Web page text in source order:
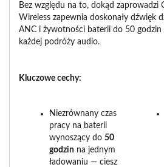
Bez względu na to, dokąd zaprowadzi
Wireless zapewnia doskonały dźwięk
ANC i żywotności baterii do 50 godzin
każdej podróży audio.
Kluczowe cechy:
Niezrównany czas
pracy na baterii
wynoszący do 50
godzin na jednym
ładowaniu — ciesz